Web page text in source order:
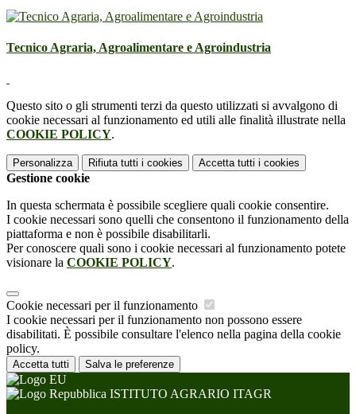
Tecnico Agraria, Agroalimentare e Agroindustria
Questo sito o gli strumenti terzi da questo utilizzati si avvalgono di
cookie necessari al funzionamento ed utili alle finalità illustrate nella
COOKIE POLICY.
Personalizza Rifiuta tutti i cookies Accetta tutti i cookies
Gestione cookie
In questa schermata è possibile scegliere quali cookie consentire.
I cookie necessari sono quelli che consentono il funzionamento della
piattaforma e non è possibile disabilitarli.
Per conoscere quali sono i cookie necessari al funzionamento potete
visionare la COOKIE POLICY.
Cookie necessari per il funzionamento
I cookie necessari per il funzionamento non possono essere
disabilitati. È possibile consultare l'elenco nella pagina della cookie
policy.
Accetta tutti Salva le preferenze
ISTITUTO AGRARIO ITAGR